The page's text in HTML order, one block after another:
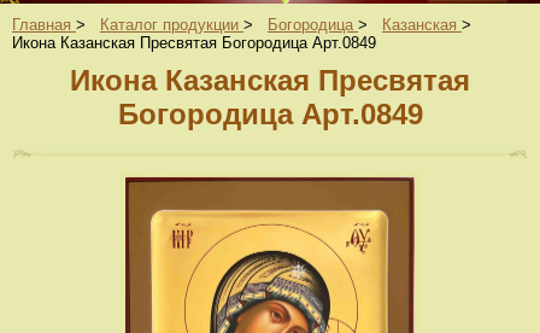
Главная > Каталог продукции > Богородица > Казанская >
Икона Казанская Пресвятая Богородица Арт.0849
Икона Казанская Пресвятая
Богородица Арт.0849